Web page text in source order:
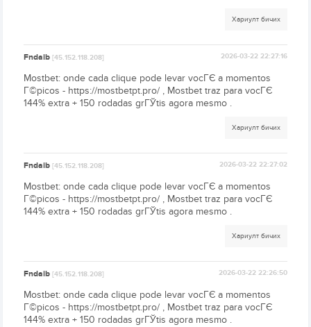
Хариулт бичих
Fndaib[45.152.118.208] 2026-03-22 22:27:16
Mostbet: onde cada clique pode levar vocГЄ a momentos
Г©picos - https://mostbetpt.pro/ , Mostbet traz para vocГЄ
144% extra + 150 rodadas grГЎtis agora mesmo .
Хариулт бичих
Fndaib[45.152.118.208] 2026-03-22 22:27:02
Mostbet: onde cada clique pode levar vocГЄ a momentos
Г©picos - https://mostbetpt.pro/ , Mostbet traz para vocГЄ
144% extra + 150 rodadas grГЎtis agora mesmo .
Хариулт бичих
Fndaib[45.152.118.208] 2026-03-22 22:26:50
Mostbet: onde cada clique pode levar vocГЄ a momentos
Г©picos - https://mostbetpt.pro/ , Mostbet traz para vocГЄ
144% extra + 150 rodadas grГЎtis agora mesmo .